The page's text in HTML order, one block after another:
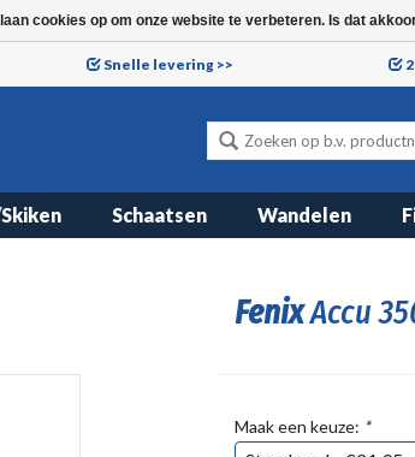
Snelle levering >>
Schaatsen Wandelen
FenixAccu
Maak een keuze: *
cookies op om onze website te verbeteren. Is dat